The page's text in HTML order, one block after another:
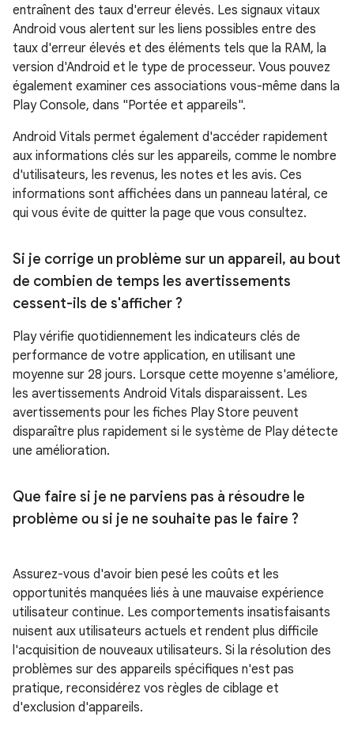
entraînent des taux d'erreur élevés. Les signaux vitaux
Android vous alertent sur les liens possibles entre des
taux d'erreur élevés et des éléments tels que la RAM, la
version d'Android et le type de processeur. Vous pouvez
également examiner ces associations vous-même dans la
Play Console, dans "Portée et appareils".
Android Vitals permet également d'accéder rapidement
aux informations clés sur les appareils, comme le nombre
d'utilisateurs, les revenus, les notes et les avis. Ces
informations sont affichées dans un panneau latéral, ce
qui vous évite de quitter la page que vous consultez.
Si je corrige un problème sur un appareil , au bout
de combien de temps les avertissements
cessent-ils de s'afficher ?
Play vérifie quotidiennement les indicateurs clés de
performance de votre application, en utilisant une
moyenne sur 28 jours. Lorsque cette moyenne s'améliore,
les avertissements Android Vitals disparaissent. Les
avertissements pour les fiches Play Store peuvent
disparaître plus rapidement si le système de Play détecte
une amélioration.
Que faire si je ne parviens pas à résoudre le
problème ou si je ne souhaite pas le faire ?
Assurez-vous d'avoir bien pesé les coûts et les
opportunités manquées liés à une mauvaise expérience
utilisateur continue. Les comportements insatisfaisants
nuisent aux utilisateurs actuels et rendent plus difficile
l'acquisition de nouveaux utilisateurs. Si la résolution des
problèmes sur des appareils spécifiques n'est pas
pratique, reconsidérez vos règles de ciblage et
d'exclusion d'appareils.